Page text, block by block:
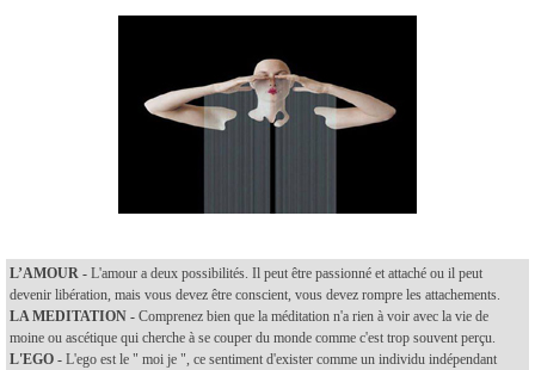
L’AMOUR - L'amour a deux possibilités. Il peut être passionné et attaché ou il peut
devenir libération, mais vous devez être conscient, vous devez rompre les attachements.
LA MEDITATION - Comprenez bien que la méditation n'a rien à voir avec la vie de
moine ou ascétique qui cherche à se couper du monde comme c'est trop souvent perçu.
L'EGO - L'ego est le " moi je ", ce sentiment d'exister comme un individu indépendant